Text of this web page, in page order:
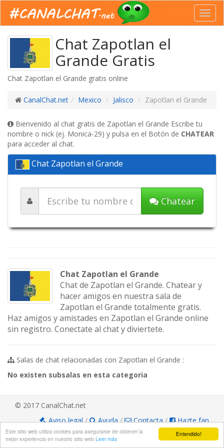
Entendido!
Este sitio web utiliza cookies para asegurarse de obtener la
mejor experiencia en nuestro sitio web Leer más
Chat Zapotlan el
Grande Gratis
Chat Zapotlan el Grande gratis online
CanalChat.net Mexico Jalisco Zapotlan el Grande
Bienvenido al chat gratis de Zapotlan el Grande Escribe tu
nombre o nick (ej. Monica-29) y pulsa en el Botón de CHATEAR
para acceder al chat.
Chat Zapotlan el Grande
Chatear
Chat Zapotlan el Grande
Chat de Zapotlan el Grande. Chatear y
hacer amigos en nuestra sala de
Zapotlan el Grande totalmente gratis.
Haz amigos y amistades en Zapotlan el Grande online
sin registro. Conectate al chat y diviertete.
Salas de chat relacionadas con Zapotlan el Grande :
No existen subsalas en esta categoria
© 2017 CanalChat.net
Aviso legal/ Ayuda/ Contacta/ Hazte fan